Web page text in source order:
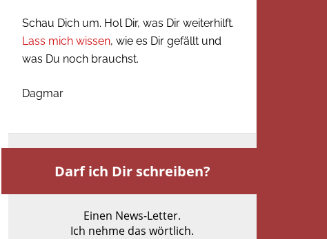
Schau Dich um. Hol Dir, was Dir weiterhilft.
Lass mich wissen, wie es Dir gefällt und
was Du noch brauchst.
Dagmar
Darf ich Dir schreiben?
Einen News-Letter.
Ich nehme das wörtlich.